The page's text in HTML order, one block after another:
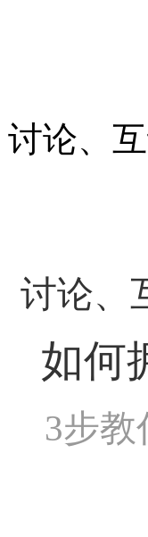
论、
讨论、
如何
3步